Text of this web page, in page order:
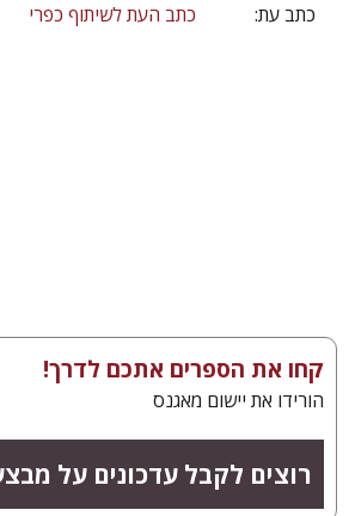
כתב עת:
כתב העת לשיתוף כפרי
קחו את הספרים אתכם לדרך!
הורידו את יישום מאגנס
רוצים לקבל עדכונים על